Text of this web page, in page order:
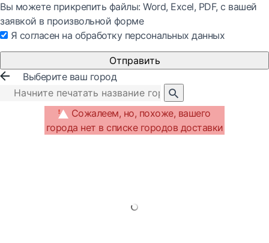
Вы можете прикрепить файлы: Word, Exсel, PDF, с вашей
заявкой в произвольной форме
Я согласен на обработку персональных данных
Отправить
Выберите ваш город
Сожалеем, но, похоже, вашего
города нет в списке городов доставки